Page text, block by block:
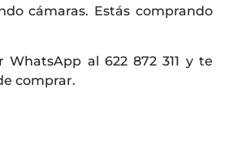
cámaras. Estás comprando
WhatsApp al 622 872 311 y te
comprar.